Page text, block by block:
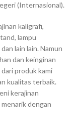
(Internasional).
kaligrafi,
lampu
lain lain. Namun
dan keinginan
produk kami
kualitas terbaik.
kerajinan
dengan